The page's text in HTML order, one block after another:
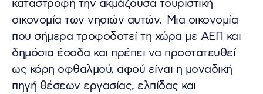
καταστροφή την ακμάζουσα τουριστική
οικονομία των νησιών αυτών. Μια οικονομία
που σήμερα τροφοδοτεί τη χώρα με ΑΕΠ και
δημόσια έσοδα και πρέπει να προστατευθεί
ως κόρη οφθαλμού, αφού είναι η μοναδική
πηγή θέσεων εργασίας, ελπίδας και